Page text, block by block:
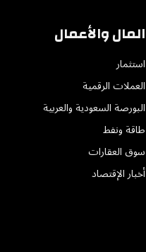
المال والأعمال
استثمار
العملات الرقمية
البورصة السعودية والعربية
طاقة ونفط
سوق العقارات
أخبار الإقتصاد